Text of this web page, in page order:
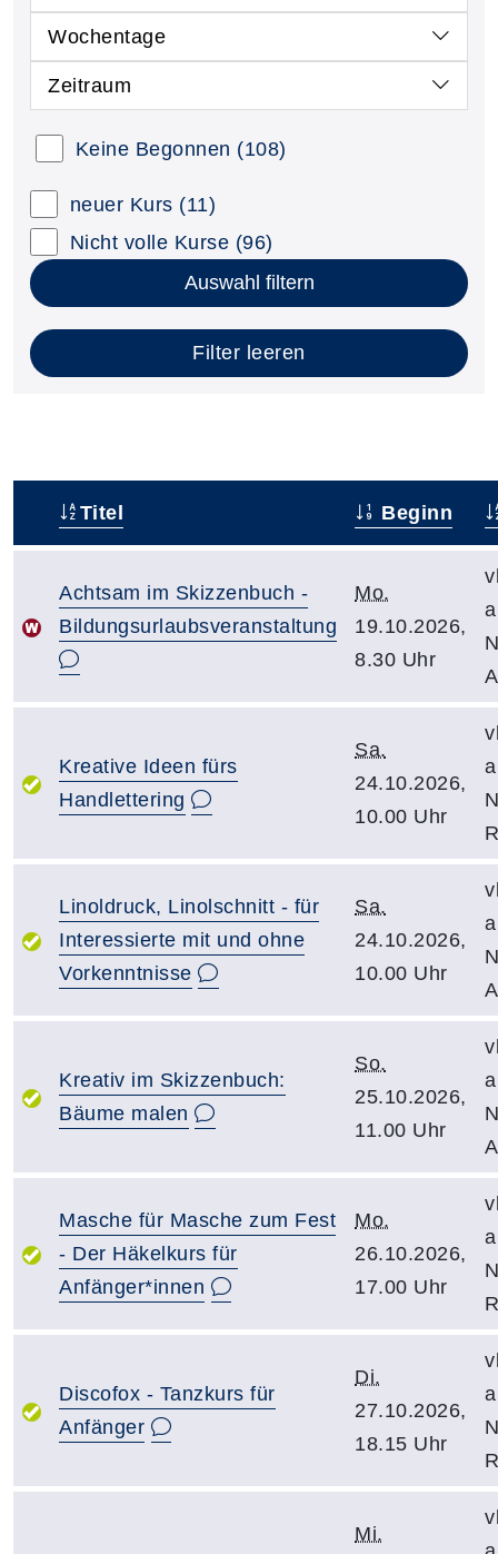
Wochentage
Zeitraum
Keine Begonnen (108)
neuer Kurs (11)
Nicht volle Kurse (96)
Auswahl filtern
Filter leeren
Titel Beginn
Achtsam im Skizzenbuch -
Bildungsurlaubsveranstaltung
Mo.
19.10.2026,
8.30 Uhr
Kreative Ideen fürs
Handlettering
Sa.
24.10.2026,
10.00 Uhr
Linoldruck, Linolschnitt - für
Interessierte mit und ohne
Vorkenntnisse
Sa.
24.10.2026,
10.00 Uhr
Kreativ im Skizzenbuch:
Bäume malen
So.
25.10.2026,
11.00 Uhr
Masche für Masche zum Fest
- Der Häkelkurs für
Anfänger*innen
Mo.
26.10.2026,
17.00 Uhr
Discofox - Tanzkurs für
Anfänger
Di.
27.10.2026,
18.15 Uhr
Mi.